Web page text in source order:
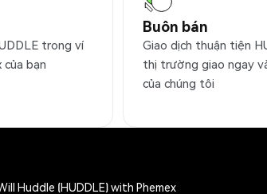
trong ví
bạn
Buôn bán
Giao dịch thuận tiện
thị trường giao ngay
của chúng tôi
Huddle (HUDDLE) with Phemex